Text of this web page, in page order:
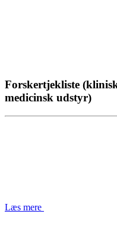
Forskertjekliste
medicinsk udstyr)
Læs mere